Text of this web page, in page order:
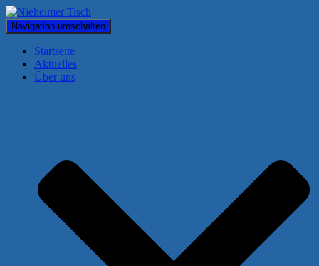
Navigation umschalten
Startseite
Aktuelles
Über uns